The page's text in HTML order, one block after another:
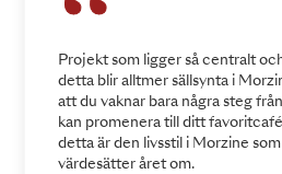
Projekt som ligger så centralt
detta blir alltmer sällsynta i
att du vaknar bara några steg
kan promenera till ditt
detta är den livsstil i Morzine
värdesätter året om.